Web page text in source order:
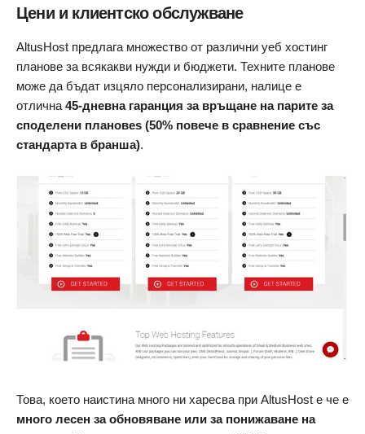
Цени и клиентско обслужване
AltusHost предлага множество от различни уеб хостинг
планове за всякакви нужди и бюджети. Техните планове
може да бъдат изцяло персонализирани, налице е
отлична 45-дневна гаранция за връщане на парите за
споделени плановеs (50% повече в сравнение със
стандарта в бранша).
Това, което наистина много ни харесва при AltusHost е че е
много лесен за обновяване или за понижаване на